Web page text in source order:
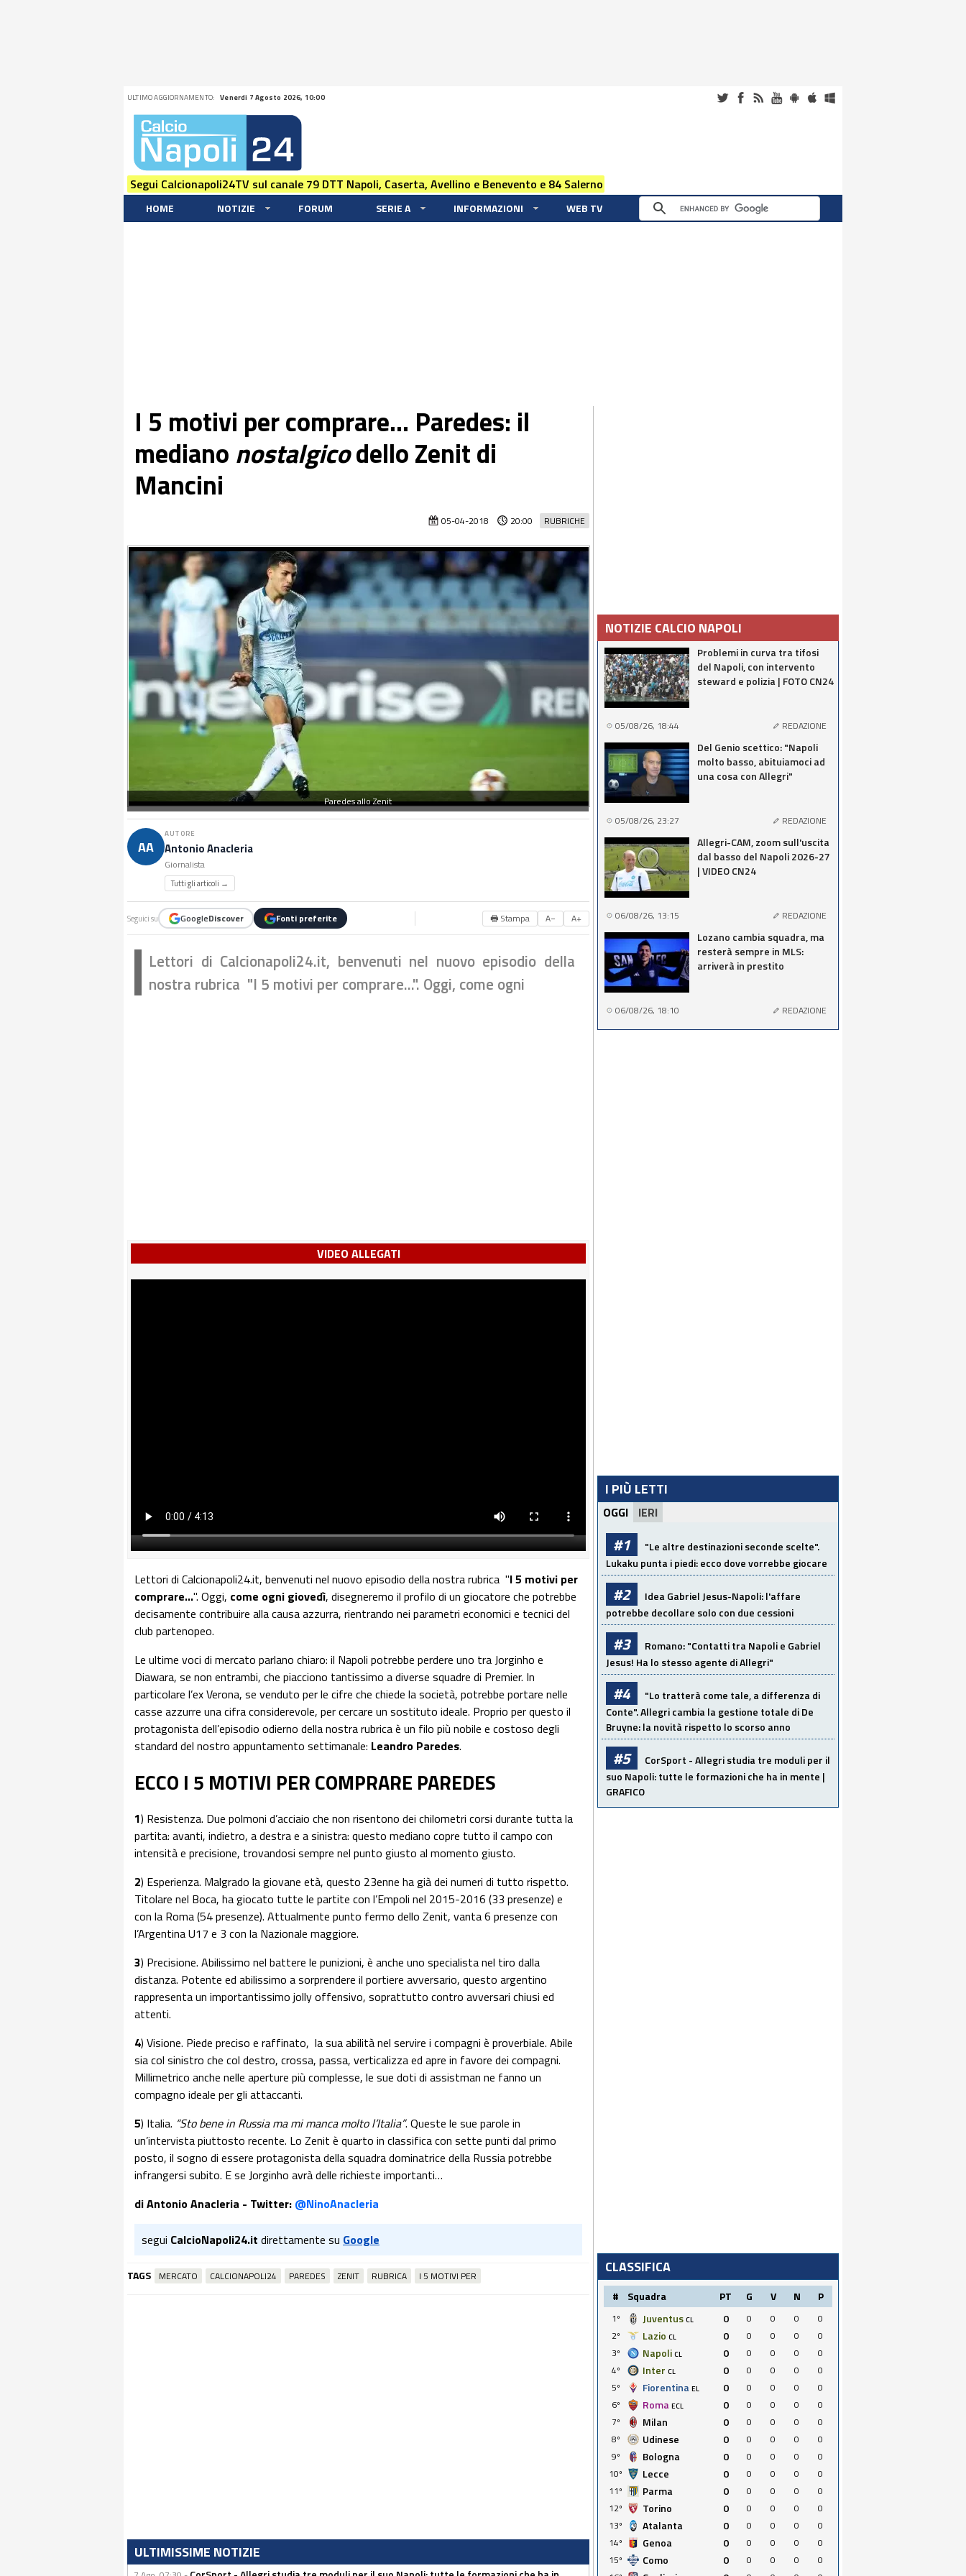
ULTIMO AGGIORNAMENTO: Venerdi 7 Agosto 2026, 10:00
Segui Calcionapoli24TV sul canale 79 DTT Napoli, Caserta, Avellino e Benevento e 84 Salerno
HOME NOTIZIE FORUM SERIE A INFORMAZIONI WEB TV
I 5 motivi per comprare... Paredes: il
mediano nostalgicodello Zenit di
Mancini
RUBRICHE
05-04-2018 20:00
Paredes allo Zenit
AA
AUTORE
Antonio Anacleria
Giornalista
Tutti gli articoli →
Seguici su GoogleDiscover Fonti preferite 🖶 Stampa A− A+
Lettori di Calcionapoli24.it, benvenuti nel nuovo episodio della
nostra rubrica "I 5 motivi per comprare...". Oggi, come ogni
VIDEO ALLEGATI
Lettori di Calcionapoli24.it, benvenuti nel nuovo episodio della nostra rubrica "I 5 motivi per
comprare...". Oggi, come ogni giovedì, disegneremo il profilo di un giocatore che potrebbe
decisamente contribuire alla causa azzurra, rientrando nei parametri economici e tecnici del
club partenopeo.
Le ultime voci di mercato parlano chiaro: il Napoli potrebbe perdere uno tra Jorginho e
Diawara, se non entrambi, che piacciono tantissimo a diverse squadre di Premier. In
particolare l’ex Verona, se venduto per le cifre che chiede la società, potrebbe portare nelle
casse azzurre una cifra considerevole, per cercare un sostituto ideale. Proprio per questo il
protagonista dell’episodio odierno della nostra rubrica è un filo più nobile e costoso degli
standard del nostro appuntamento settimanale: Leandro Paredes.
ECCO I 5 MOTIVI PER COMPRARE PAREDES
1) Resistenza. Due polmoni d’acciaio che non risentono dei chilometri corsi durante tutta la
partita: avanti, indietro, a destra e a sinistra: questo mediano copre tutto il campo con
intensità e precisione, trovandosi sempre nel punto giusto al momento giusto.
2) Esperienza. Malgrado la giovane età, questo 23enne ha già dei numeri di tutto rispetto.
Titolare nel Boca, ha giocato tutte le partite con l’Empoli nel 2015-2016 (33 presenze) e
con la Roma (54 presenze). Attualmente punto fermo dello Zenit, vanta 6 presenze con
l’Argentina U17 e 3 con la Nazionale maggiore.
3) Precisione. Abilissimo nel battere le punizioni, è anche uno specialista nel tiro dalla
distanza. Potente ed abilissimo a sorprendere il portiere avversario, questo argentino
rappresenta un importantissimo jolly offensivo, soprattutto contro avversari chiusi ed
attenti.
4) Visione. Piede preciso e raffinato, la sua abilità nel servire i compagni è proverbiale. Abile
sia col sinistro che col destro, crossa, passa, verticalizza ed apre in favore dei compagni.
Millimetrico anche nelle aperture più complesse, le sue doti di assistman ne fanno un
compagno ideale per gli attaccanti.
5) Italia. “Sto bene in Russia ma mi manca molto l’Italia”. Queste le sue parole in
un’intervista piuttosto recente. Lo Zenit è quarto in classifica con sette punti dal primo
posto, il sogno di essere protagonista della squadra dominatrice della Russia potrebbe
infrangersi subito. E se Jorginho avrà delle richieste importanti…
di Antonio Anacleria - Twitter: @NinoAnacleria
segui CalcioNapoli24.it direttamente su Google
TAGS MERCATO CALCIONAPOLI24 PAREDES ZENIT RUBRICA I 5 MOTIVI PER
ULTIMISSIME NOTIZIE
NOTIZIE CALCIO NAPOLI
Problemi in curva tra tifosi
del Napoli, con intervento
steward e polizia | FOTO CN24
05/08/26, 18:44 REDAZIONE
Del Genio scettico: "Napoli
molto basso, abituiamoci ad
una cosa con Allegri"
05/08/26, 23:27 REDAZIONE
Allegri-CAM, zoom sull'uscita
dal basso del Napoli 2026-27
| VIDEO CN24
06/08/26, 13:15 REDAZIONE
Lozano cambia squadra, ma
resterà sempre in MLS:
arriverà in prestito
06/08/26, 18:10 REDAZIONE
I PIÙ LETTI
OGGI IERI
#1
"Le altre destinazioni seconde scelte".
Lukaku punta i piedi: ecco dove vorrebbe giocare
#2
Idea Gabriel Jesus-Napoli: l'affare
potrebbe decollare solo con due cessioni
#3
Romano: "Contatti tra Napoli e Gabriel
Jesus! Ha lo stesso agente di Allegri"
#4
"Lo tratterà come tale, a differenza di
Conte". Allegri cambia la gestione totale di De
Bruyne: la novità rispetto lo scorso anno
#5
CorSport - Allegri studia tre moduli per il
suo Napoli: tutte le formazioni che ha in mente |
GRAFICO
CLASSIFICA
# Squadra PT G V N P
1º Juventus CL 0 0 0 0
0
2º
Lazio CL 0 0 0 0
0
3º
Napoli CL 0 0 0 0
0
4º
Inter CL 0 0 0 0
0
5º
Fiorentina EL 0 0 0 0
0
6º
Roma ECL 0 0 0 0
0
7º
Milan 0 0 0 0
0
8º
Udinese 0 0 0 0
0
9º
Bologna 0 0 0 0
0
10º
Lecce 0 0 0 0
0
11º
Parma 0 0 0 0
0
12º
Torino 0 0 0 0
0
13º
Atalanta 0 0 0 0
0
14º
Genoa 0 0 0 0
0
15º
Como 0 0 0 0
0